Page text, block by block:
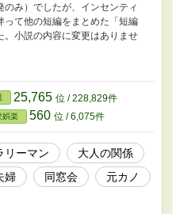
のみ）でしたが、インセンティ
って他の短編をまとめた「短編
。小説の内容に変更はありませ
25,765 位 / 228,829件
娯楽 560 位 / 6,075件
リーマン
大人の関係
婦 同窓会
元カノ